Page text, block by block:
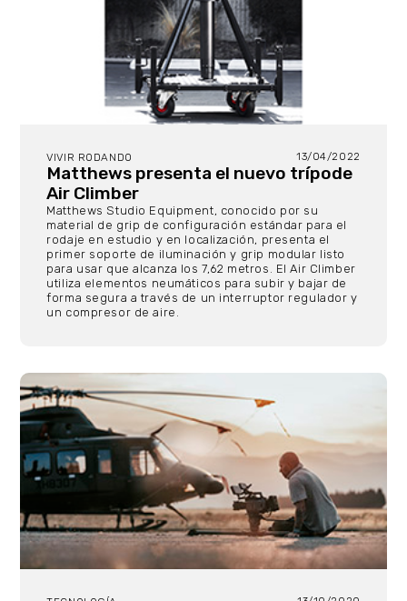
VIVIR RODANDO 13/04/2022
Matthews presenta el nuevo trípode
Air Climber
Matthews Studio Equipment, conocido por su
material de grip de configuración estándar para el
rodaje en estudio y en localización, presenta el
primer soporte de iluminación y grip modular listo
para usar que alcanza los 7,62 metros. El Air Climber
utiliza elementos neumáticos para subir y bajar de
forma segura a través de un interruptor regulador y
un compresor de aire.